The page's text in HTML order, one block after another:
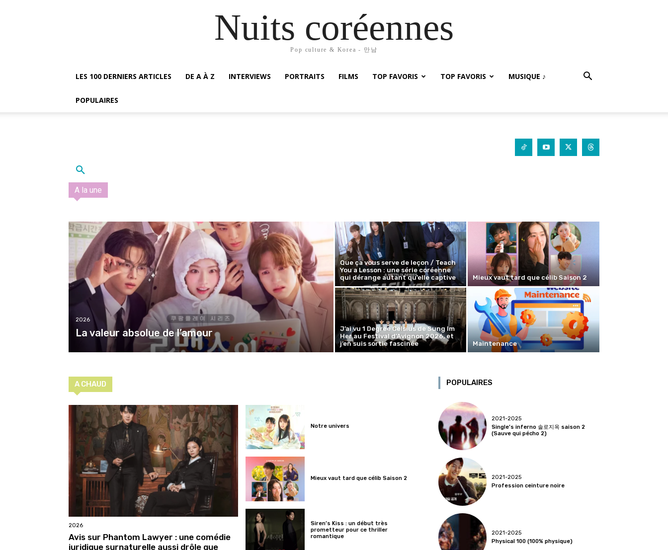
Nuits coréennes
Pop culture & Korea - 만남
LES 100 DERNIERS ARTICLES DE A À Z INTERVIEWS PORTRAITS FILMS TOP FAVORIS TOP FAVORIS MUSIQUE ♪
POPULAIRES
A la une
2026
La valeur absolue de l’amour
Que ça vous serve de leçon / Teach
You a Lesson : une série coréenne
qui dérange autant qu’elle captive
Mieux vaut tard que célib Saison 2
J’ai vu 1 Degree Celsius de Sung Im
Her au Festival d’Avignon 2026, et
j’en suis sortie fascinée
Maintenance
A CHAUD
2026
Avis sur Phantom Lawyer : une comédie
juridique surnaturelle aussi drôle que
Notre univers
Mieux vaut tard que célib Saison 2
Siren’s Kiss : un début très
prometteur pour ce thriller
romantique
POPULAIRES
2021-2025
Single’s inferno 솔로지옥 saison 2
(Sauve qui pécho 2)
2021-2025
Profession ceinture noire
2021-2025
Physical 100 (100% physique)